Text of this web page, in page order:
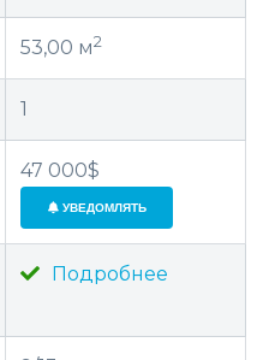
53,00 м2
1
47 000$
УВЕДОМЛЯТЬ
Подробнее